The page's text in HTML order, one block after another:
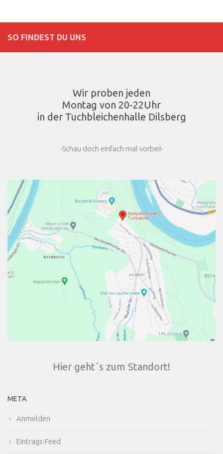
SO FINDEST DU UNS
Wir proben jeden
Montag von 20-22Uhr
in der Tuchbleichenhalle Dilsberg
-Schau doch einfach mal vorbei!-
Hier geht´s zum Standort!
META
Anmelden
Eintrags-Feed